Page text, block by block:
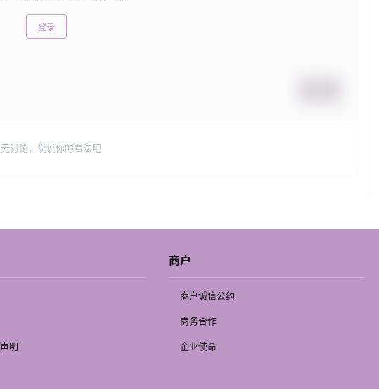
登录
讨论，说说你的看法吧
明
商户
商户诚信公约
商务合作
企业使命